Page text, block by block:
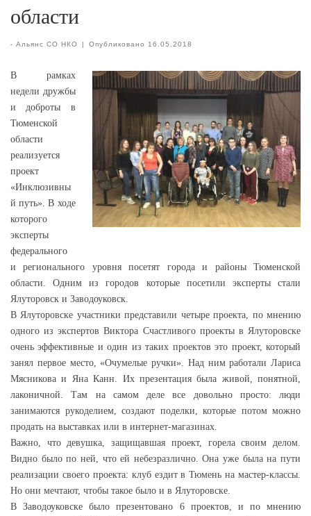
области
- Альянс СО НКО | Опубликовано 16.05.2018
В рамках
недели дружбы
и доброты в
Тюменской
области
реализуется
проект
«Инклюзивны
й путь». В ходе
которого
эксперты
федерального
и регионального уровня посетят города и районы Тюменской
области. Одним из городов которые посетили эксперты стали
Ялуторовск и Заводоуковск.
В Ялуторовске участники представили четыре проекта, по мнению
одного из экспертов Виктора Счастливого проекты в Ялуторовске
очень эффективные и один из таких проектов это проект, который
занял первое место, «Очумелые ручки». Над ним работали Лариса
Мясникова и Яна Канн. Их презентация была живой, понятной,
лаконичной. Там на самом деле все довольно просто: люди
занимаются рукоделием, создают поделки, которые потом можно
продать на выставках или в интернет-магазинах.
Важно, что девушка, защищавшая проект, горела своим делом.
Видно было по ней, что ей небезразлично. Она уже была на пути
реализации своего проекта: клуб ездит в Тюмень на мастер-классы.
Но они мечтают, чтобы такое было и в Ялуторовске.
В Заводоуковске было презентовано 6 проектов, и по мнению